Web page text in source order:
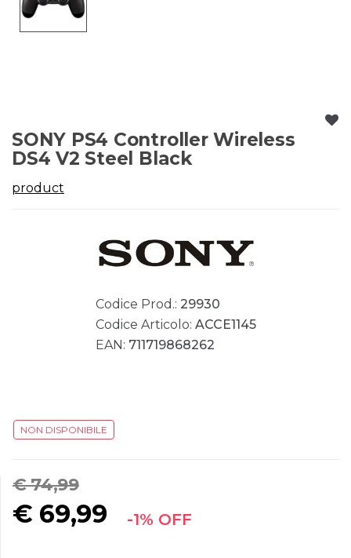
SONY PS4 Controller Wireless
DS4 V2 Steel Black
product
Codice Prod.: 29930
Codice Articolo: ACCE1145
EAN: 711719868262
NON DISPONIBILE
€ 74,99
€ 69,99 -1% OFF